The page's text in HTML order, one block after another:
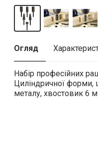
Огляд
Набір професійних
Циліндричної форми,
металу, хвостовик 6